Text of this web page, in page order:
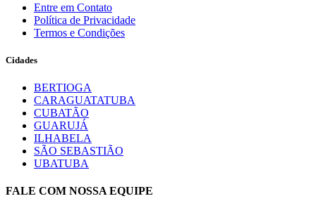
Entre em Contato
Política de Privacidade
Termos e Condições
Cidades
BERTIOGA
CARAGUATATUBA
CUBATÃO
GUARUJÁ
ILHABELA
SÃO SEBASTIÃO
UBATUBA
FALE COM NOSSA EQUIPE